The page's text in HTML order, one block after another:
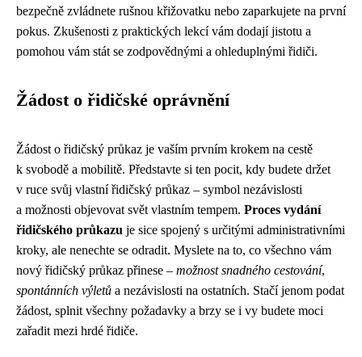
bezpečně zvládnete rušnou křižovatku nebo zaparkujete na první
pokus. Zkušenosti z praktických lekcí vám dodají jistotu a
pomohou vám stát se zodpovědnými a ohleduplnými řidiči.
Žádost o řidičské oprávnění
Žádost o řidičský průkaz je vaším prvním krokem na cestě
k svobodě a mobilitě. Představte si ten pocit, kdy budete držet
v ruce svůj vlastní řidičský průkaz – symbol nezávislosti
a možnosti objevovat svět vlastním tempem. Proces vydání
řidičského průkazu je sice spojený s určitými administrativními
kroky, ale nenechte se odradit. Myslete na to, co všechno vám
nový řidičský průkaz přinese – možnost snadného cestování,
spontánních výletů a nezávislosti na ostatních. Stačí jenom podat
žádost, splnit všechny požadavky a brzy se i vy budete moci
zařadit mezi hrdé řidiče.